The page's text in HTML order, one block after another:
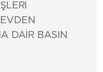
DAİR BASIN